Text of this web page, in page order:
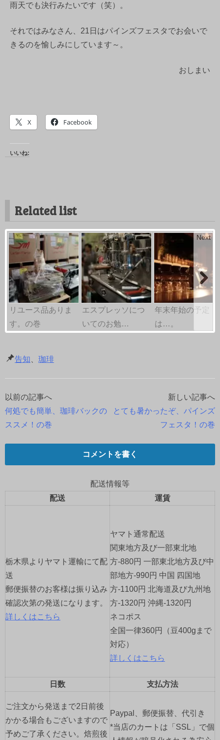
雨天でも決行みたいです（笑）。
それではみなさん、21日はパインズフェスタでお会いで
きるのを愉しみにしています～。
おしまい
X Facebook
いいね:
Related list
リユース品ありま
す。の巻
エスプレッソにつ
いてのお勉…
年末年始の予定
は…。
Next
告知 珈琲
投
稿
ナ
ビ
ー
ン
以前の記事へ
何処でも簡単、珈琲バックの
ススメ！の巻
新しい記事へ
とても暑かったぞ、パインズ
フェスタ！の巻
コメントを書く
配送情報等
配送
運賃
栃木県よりヤマト運輸にて配
送
郵便振替のお客様は振り込み
確認次第の発送になります。
詳しくはこちら
ヤマト通常配送
関東地方及び一部東北地
方-880円 一部東北地方及び中
部地方-990円 中国 四国地
方-1100円 北海道及び九州地
方-1320円 沖縄-1320円
ネコポス
全国一律360円（豆400gまで
対応）
詳しくはこちら
日数 支払方法
ご注文から発送まで2日前後
かかる場合もございますので
予めご了承ください。焙煎後
Paypal、郵便振替、代引き
*当店のカートは「SSL」で個